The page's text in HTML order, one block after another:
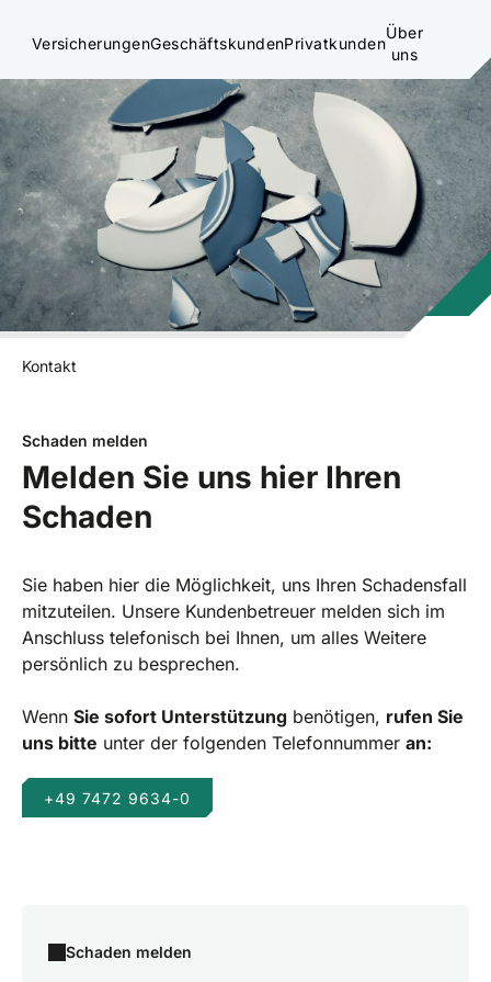
VersicherungenGeschäftskundenPrivatkunden
Über
uns
Kontakt
Schaden melden
Melden Sie uns hier Ihren
Schaden
Sie haben hier die Möglichkeit, uns Ihren Schadensfall
mitzuteilen. Unsere Kundenbetreuer melden sich im
Anschluss telefonisch bei Ihnen, um alles Weitere
persönlich zu besprechen.
Wenn Sie sofort Unterstützung benötigen, rufen Sie
uns bitte unter der folgenden Telefonnummer an:
+49 7472 9634-0
Schaden melden